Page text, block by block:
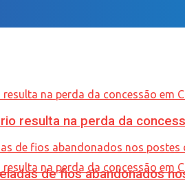
resulta na perda da
de fios abandonados